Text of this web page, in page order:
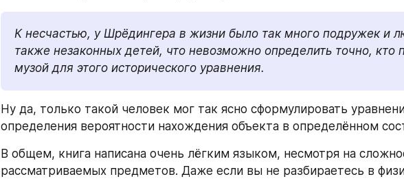
К несчастью, у Шрёдингера в жизни было так много подружек и
также незаконных детей, что невозможно определить точно, кто
музой для этого исторического уравнения.
Ну да, только такой человек мог так ясно сформулировать
определения вероятности нахождения объекта в определённом
В общем, книга написана очень лёгким языком, несмотря на
рассматриваемых предметов. Даже если вы не разбираетесь в